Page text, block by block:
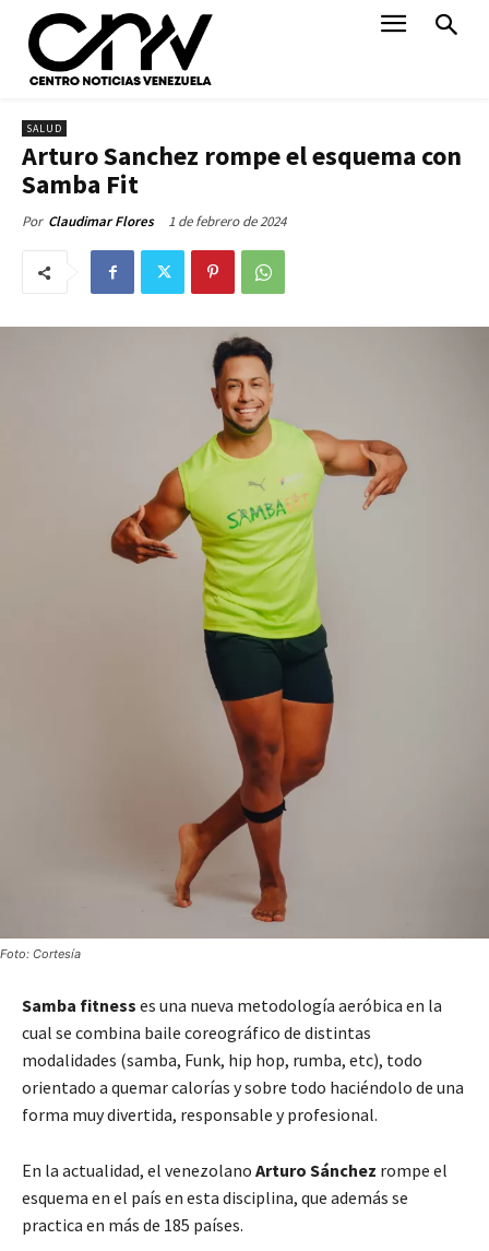
SALUD
Arturo Sanchez rompe el esquema con
Samba Fit
Por Claudimar Flores 1 de febrero de 2024
Foto: Cortesía
Samba fitness es una nueva metodología aeróbica en la
cual se combina baile coreográfico de distintas
modalidades (samba, Funk, hip hop, rumba, etc), todo
orientado a quemar calorías y sobre todo haciéndolo de una
forma muy divertida, responsable y profesional.
En la actualidad, el venezolano Arturo Sánchez rompe el
esquema en el país en esta disciplina, que además se
practica en más de 185 países.